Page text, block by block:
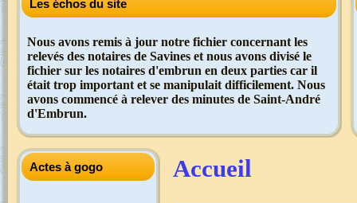
Les échos du site
Nous avons remis à jour notre fichier concernant les
relevés des notaires de Savines et nous avons divisé le
fichier sur les notaires d'embrun en deux parties car il
était trop important et se manipulait difficilement. Nous
avons commencé à relever des minutes de Saint-André
d'Embrun.
Actes à gogo Accueil